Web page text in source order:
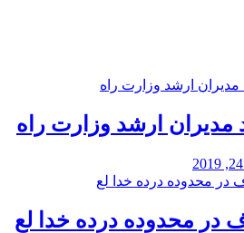
مدیران ارشد وزارت راه
در محدوده درده خدا لع